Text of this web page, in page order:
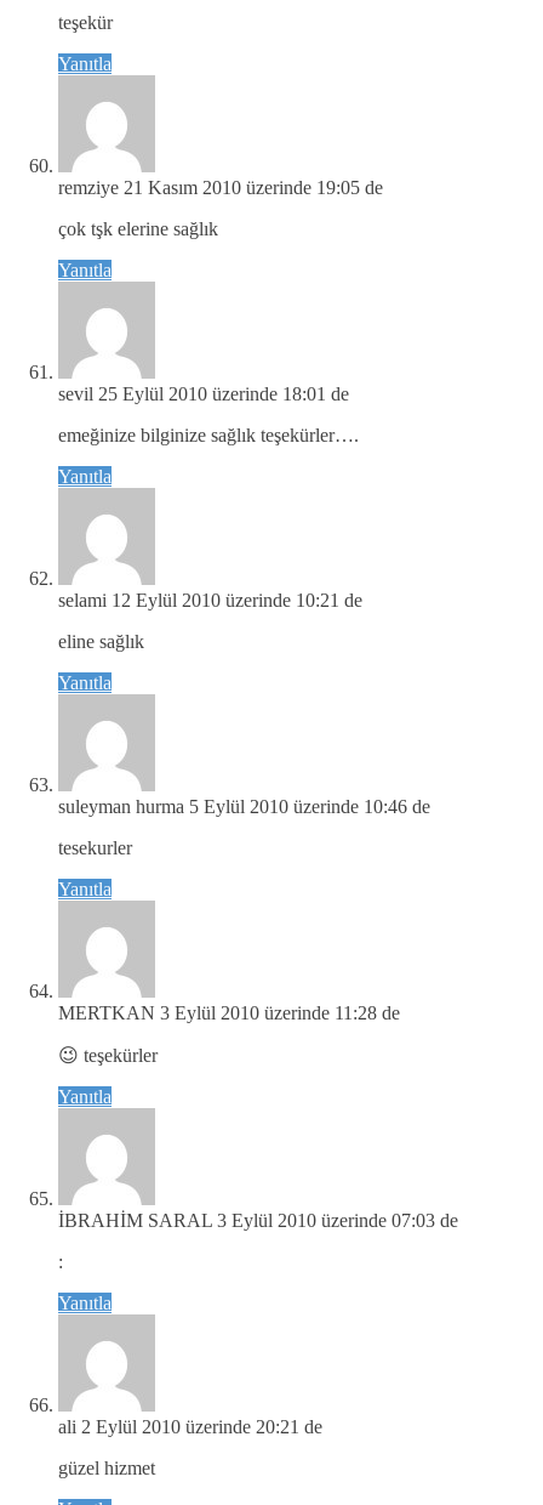
teşekür
Yanıtla
remziye 21 Kasım 2010 üzerinde 19:05 de
çok tşk elerine sağlık
Yanıtla
sevil 25 Eylül 2010 üzerinde 18:01 de
emeğinize bilginize sağlık teşekürler….
Yanıtla
selami 12 Eylül 2010 üzerinde 10:21 de
eline sağlık
Yanıtla
suleyman hurma 5 Eylül 2010 üzerinde 10:46 de
tesekurler
Yanıtla
MERTKAN 3 Eylül 2010 üzerinde 11:28 de
😉 teşekürler
Yanıtla
İBRAHİM SARAL 3 Eylül 2010 üzerinde 07:03 de
:
Yanıtla
ali 2 Eylül 2010 üzerinde 20:21 de
güzel hizmet